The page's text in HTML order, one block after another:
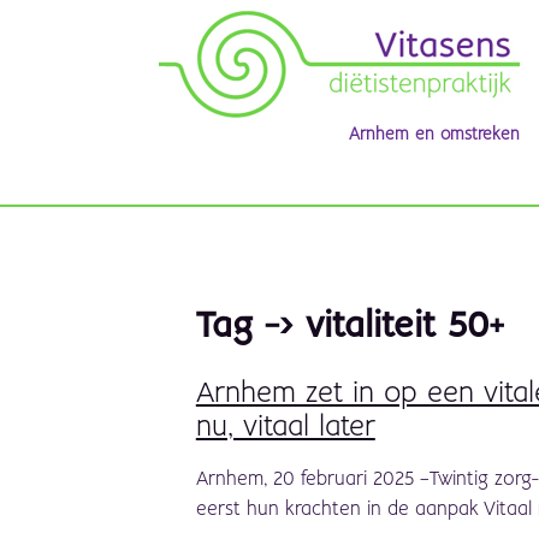
Arnhem en omstreken
Tag -> vitaliteit 50+
Arnhem zet in op een
nu, vitaal later
Arnhem, 20 februari 2025 –Twintig
eerst hun krachten in de aanpak Vitaal